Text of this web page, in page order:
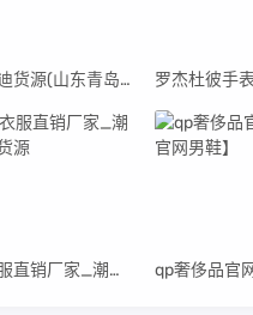
青岛高仿阿迪货源(山东青岛阿迪达斯代工厂真假)
高仿潮牌衣服直销厂家_潮牌男装高仿货源